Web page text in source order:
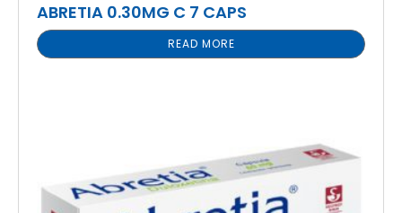
ABRETIA 0.30MG C 7 CAPS
READ MORE